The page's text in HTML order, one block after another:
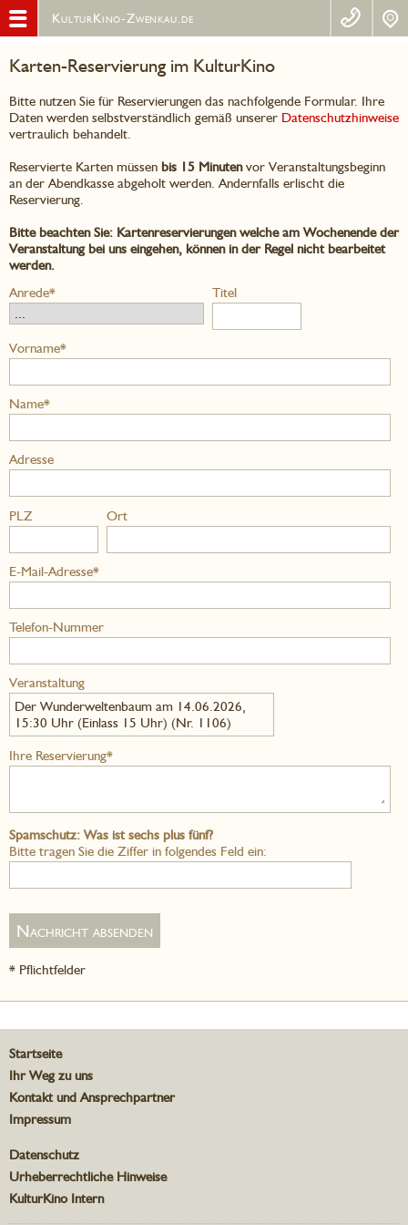
KulturKino-Zwenkau.de
Karten-Reservierung im KulturKino
Bitte nutzen Sie für Reservierungen das nachfolgende Formular. Ihre
Daten werden selbstverständlich gemäß unserer Datenschutzhinweise
vertraulich behandelt.
Reservierte Karten müssen bis 15 Minutenvor Veranstaltungsbeginn
an der Abendkasse abgeholt werden. Andernfalls erlischt die
Reservierung.
Bitte beachten Sie: Kartenreservierungen welche am Wochenende der
Veranstaltung bei uns eingehen, können in der Regel nicht bearbeitet
werden.
Anrede*
Titel
Vorname*
Name*
Adresse
PLZ Ort
E-Mail-Adresse*
Telefon-Nummer
Veranstaltung
Der Wunderweltenbaum am 14.06.2026,
15:30 Uhr (Einlass 15 Uhr) (Nr. 1106)
Ihre Reservierung*
Spamschutz: Was ist sechs plus fünf?
Bitte tragen Sie die Ziffer in folgendes Feld ein:
* Pflichtfelder
Startseite
Ihr Weg zu uns
Kontakt und Ansprechpartner
Impressum
Datenschutz
Urheberrechtliche Hinweise
KulturKino Intern